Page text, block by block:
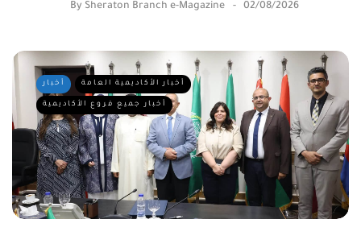
By Sheraton Branch e-Magazine 02/08/2026
أخبار أخبار الأكاديمية العامة
أخبار جميع فروع الأكاديمية